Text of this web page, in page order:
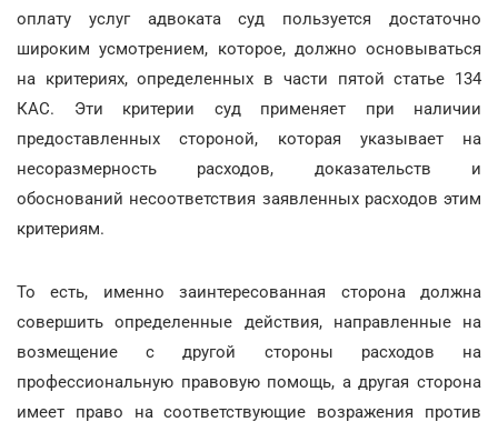
оплату услуг адвоката суд пользуется достаточно
широким усмотрением, которое, должно основываться
на критериях, определенных в части пятой статье 134
КАС. Эти критерии суд применяет при наличии
предоставленных стороной, которая указывает на
несоразмерность расходов, доказательств и
обоснований несоответствия заявленных расходов этим
критериям.
То есть, именно заинтересованная сторона должна
совершить определенные действия, направленные на
возмещение с другой стороны расходов на
профессиональную правовую помощь, а другая сторона
имеет право на соответствующие возражения против